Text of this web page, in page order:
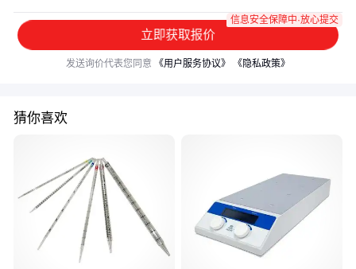
立即获取报价
信息安全保障中·放心提交
发送询价代表您同意 《用户服务协议》 《隐私政策》
猜你喜欢